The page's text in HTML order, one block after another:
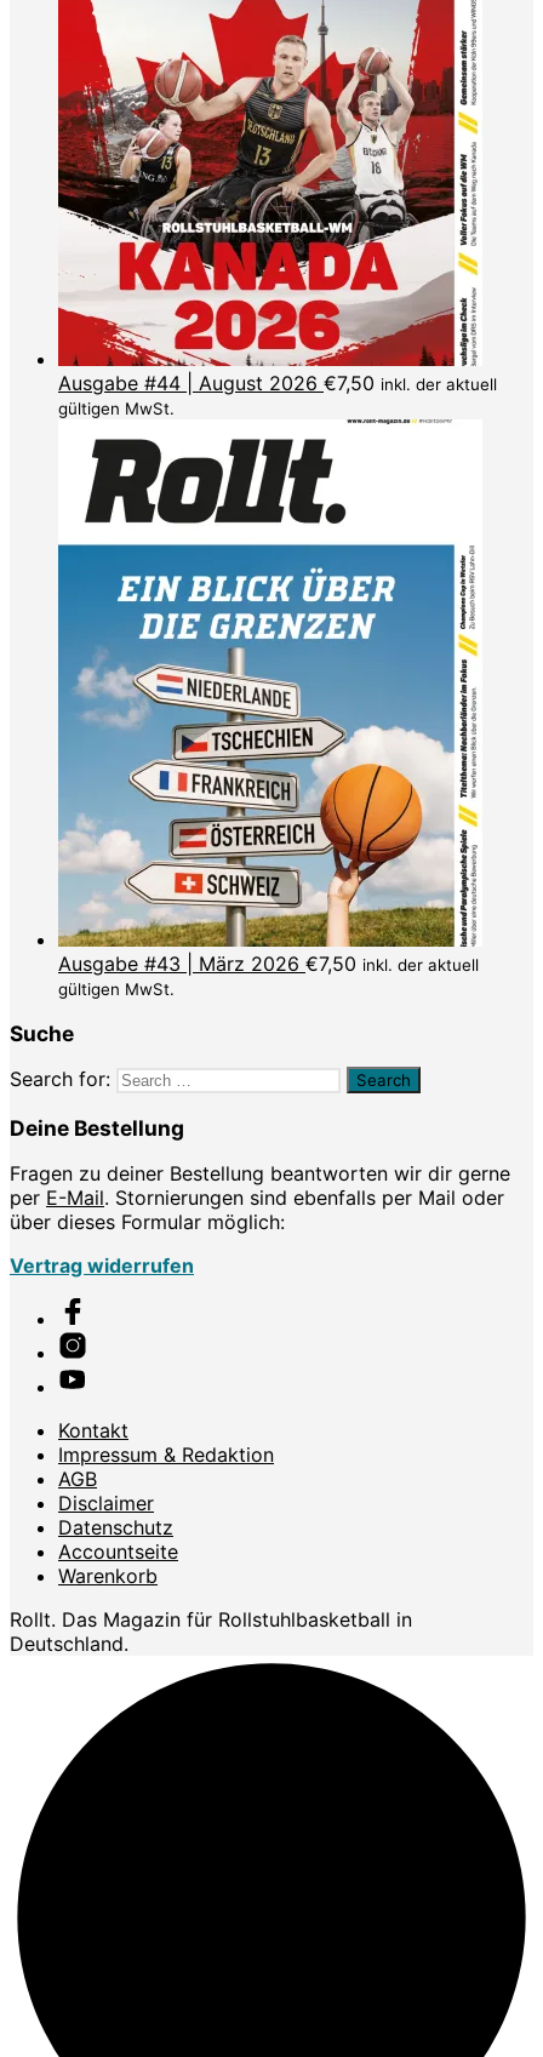
Ausgabe #44 | August 2026 €7,50 inkl. der aktuell
gültigen MwSt.
Ausgabe #43 | März 2026 €7,50 inkl. der aktuell
gültigen MwSt.
Suche
Search for:
Deine Bestellung
Fragen zu deiner Bestellung beantworten wir dir gerne
per E-Mail. Stornierungen sind ebenfalls per Mail oder
über dieses Formular möglich:
Vertrag widerrufen
Kontakt
Impressum & Redaktion
AGB
Disclaimer
Datenschutz
Accountseite
Warenkorb
Rollt. Das Magazin für Rollstuhlbasketball in
Deutschland.